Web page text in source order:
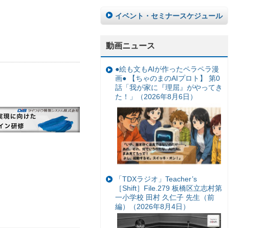
イベント・セミナースケジュール
動画ニュース
●絵も文もAIが作ったペラペラ漫
画● 【ちゃのまのAIプロト】 第0
話「我が家に『理屈』がやってき
た！」（2026年8月6日）
「TDXラジオ」Teacher’s
［Shift］File.279 板橋区立志村第
一小学校 田村 久仁子 先生（前
編）（2026年8月4日）